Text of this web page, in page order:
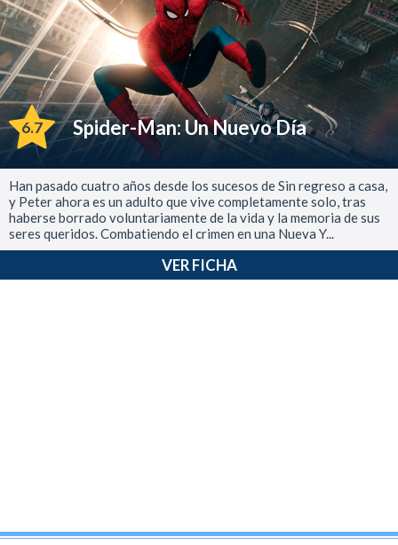
6.7 Spider-Man: Un Nuevo Día
Han pasado cuatro años desde los sucesos de Sin regreso a casa,
y Peter ahora es un adulto que vive completamente solo, tras
haberse borrado voluntariamente de la vida y la memoria de sus
seres queridos. Combatiendo el crimen en una Nueva Y...
VER FICHA